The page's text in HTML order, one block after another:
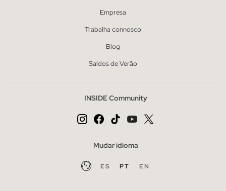
Empresa
Trabalha connosco
Blog
Saldos de Verão
INSIDE Community
Mudar idioma
ES PT EN